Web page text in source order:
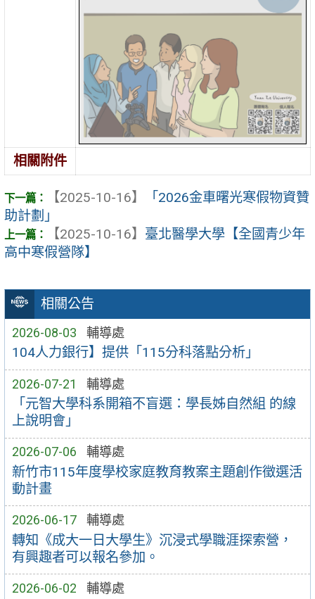
相關公告
2026-08-03 輔導處
104人力銀行】提供「115分科落點分析」
2026-07-21 輔導處
「元智大學科系開箱不盲選：學長姊自然組 的線
上說明會」
2026-07-06 輔導處
新竹市115年度學校家庭教育教案主題創作徵選活
動計畫
2026-06-17 輔導處
轉知《成大一日大學生》沉浸式學職涯探索營，
有興趣者可以報名參加。
2026-06-02 輔導處
相關附件
【2025-10-16】
「2026金車曙光寒假物資贊
助計劃」
【2025-10-16】 臺北醫學大學【全國青少年
高中寒假營隊】